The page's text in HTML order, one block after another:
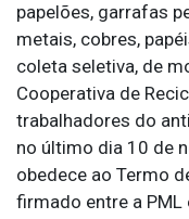
papelões, garrafas
metais, cobres,
coleta seletiva, de
Cooperativa de
trabalhadores do
no último dia 10 de
obedece ao Termo
firmado entre a